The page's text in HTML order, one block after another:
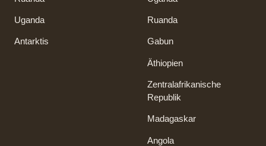
Uganda
Antarktis
Ruanda
Gabun
Äthiopien
Zentralafrikanische
Republik
Madagaskar
Angola